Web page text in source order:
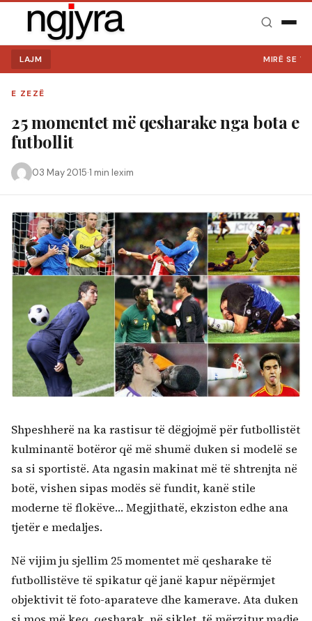
LAJM MIRË SE VINI NË
E ZEZË
25 momentet më qesharake nga bota e
futbollit
03 May 2015·1 min lexim
Shpeshherë na ka rastisur të dëgjojmë për futbollistët
kulminantë botëror që më shumë duken si modelë se
sa si sportistë. Ata ngasin makinat më të shtrenjta në
botë, vishen sipas modës së fundit, kanë stile
moderne të flokëve… Megjithatë, ekziston edhe ana
tjetër e medaljes.
Në vijim ju sjellim 25 momentet më qesharake të
futbollistëve të spikatur që janë kapur nëpërmjet
objektivit të foto-aparateve dhe kamerave. Ata duken